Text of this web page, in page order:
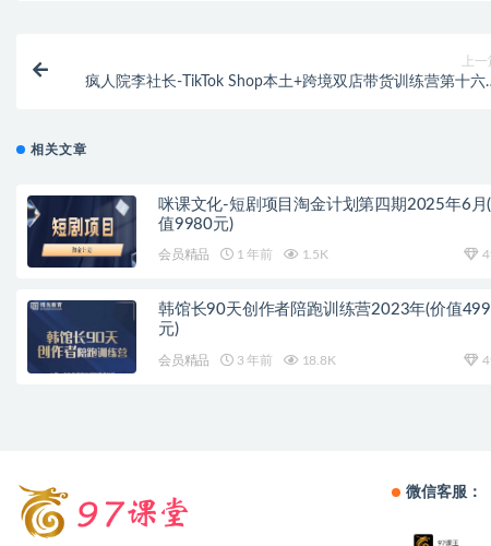
上
疯人院李社长-TikTok Shop本土+跨境双店带货训练营第十六
相关文章
咪课文化-短剧项目淘金计划第四期2025年6月
值9980元)
会员精品 1 年前 1.5K
韩馆长90天创作者陪跑训练营2023年(价值
元)
会员精品 3 年前 18.8K
微信客服：